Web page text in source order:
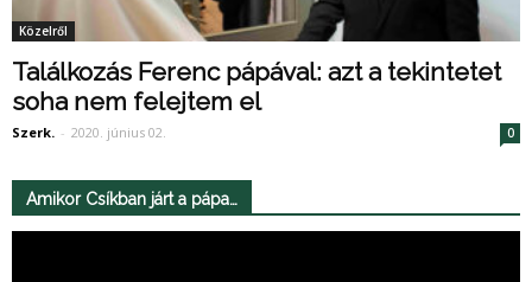
Közelről
Találkozás Ferenc pápával: azt a tekintetet
soha nem felejtem el
Szerk. - 2020. június 02. 0
Amikor Csíkban járt a pápa…